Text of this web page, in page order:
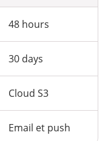
48 hours
30 days
Cloud S3
Email et push